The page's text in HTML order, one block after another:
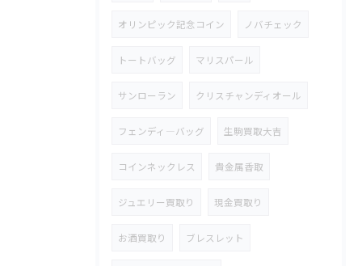
オリンピック記念コイン ノバチェック
トートバッグ マリスパール
サンローラン クリスチャンディオール
フェンディ―バッグ 生駒買取大吉
コインネックレス 貴金属香取
ジュエリー買取り 現金買取り
お酒買取り ブレスレット